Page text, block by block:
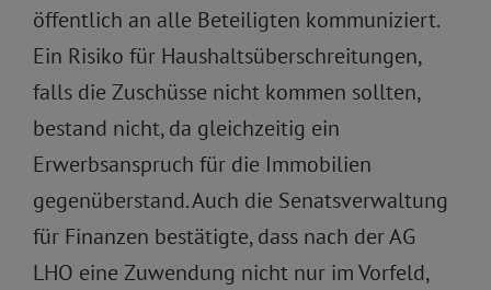
öffentlich an alle Beteiligten kommuniziert.
Ein Risiko für Haushaltsüberschreitungen,
falls die Zuschüsse nicht kommen sollten,
bestand nicht, da gleichzeitig ein
Erwerbsanspruch für die Immobilien
gegenüberstand. Auch die Senatsverwaltung
für Finanzen bestätigte, dass nach der AG
LHO eine Zuwendung nicht nur im Vorfeld,